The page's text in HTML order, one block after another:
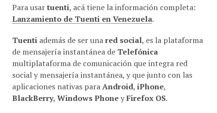
Lanzamiento de Tuenti en Venezuela.
de mensajería instantánea deTelefónica
multiplataforma de comunicación que integra red
social y mensajería instantánea, y que junto con las
aplicaciones nativas paraAndroid,iPhone,
BlackBerry, Windows PhoneyFirefox OS